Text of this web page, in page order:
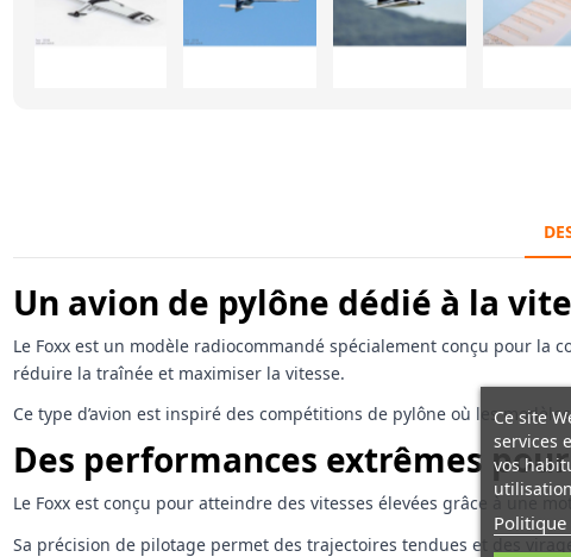
Un avion de pylône dédié à la
Le Foxx est un modèle radiocommandé spécialement conçu pour la
réduire la traînée et maximiser la vitesse.
Ce type d’avion est inspiré des compétitions de pylône où les
Des performances extrêmes
Le Foxx est conçu pour atteindre des vitesses élevées grâce à une
Sa précision de pilotage permet des trajectoires tendues et des
Ce site
services
vos
Politique